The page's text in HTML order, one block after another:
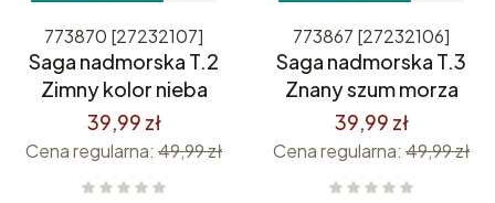
773870 [27232107]
Saga nadmorska T.2
Zimny kolor nieba
39,99 zł
Cena regularna: 49,99 zł
773867 [27232106]
Saga nadmorska T.3
Znany szum morza
39,99 zł
Cena regularna: 49,99 zł